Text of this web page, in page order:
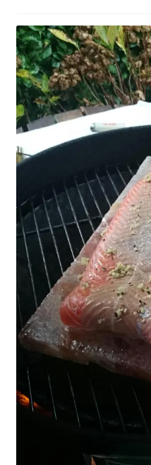
ZUBEHÖR FERLEON
DEKORATION
BLOG
PREVIEW
ÜBER UNS
0 Artikel